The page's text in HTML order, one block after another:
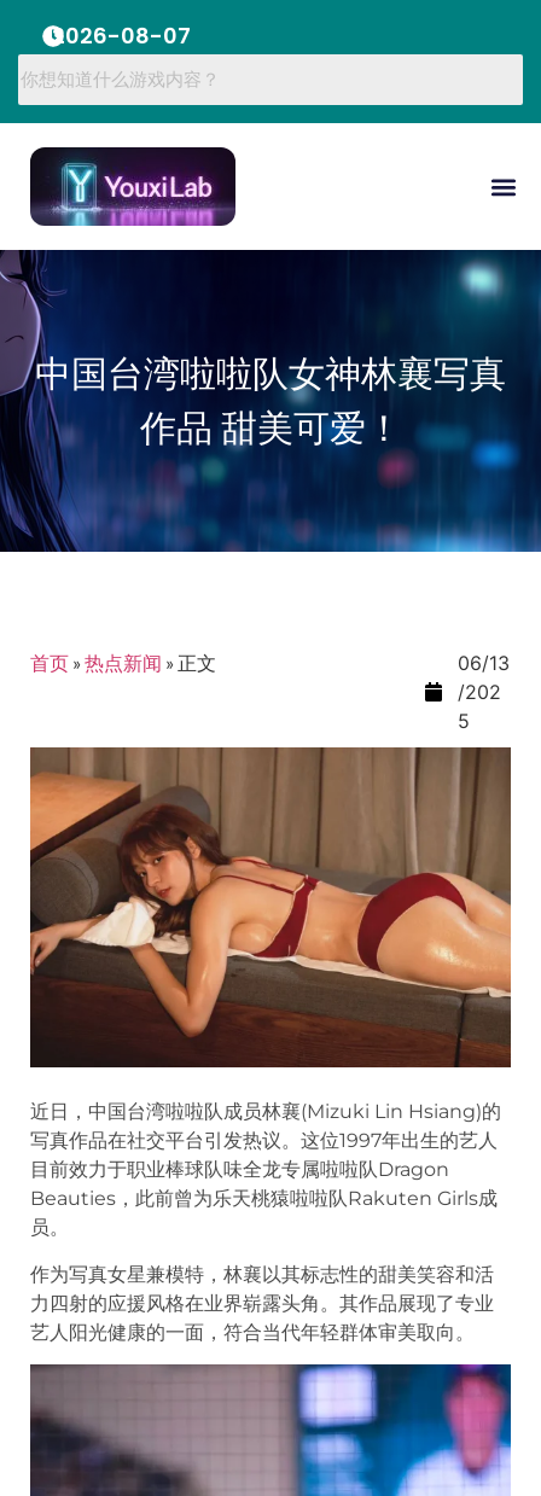
2026-08-07
中国台湾啦啦队女神林襄写真
作品 甜美可爱！
首页 »热点新闻 » 正文
06/13
/202
5
近日，中国台湾啦啦队成员林襄(Mizuki Lin Hsiang)的
写真作品在社交平台引发热议。这位1997年出生的艺人
目前效力于职业棒球队味全龙专属啦啦队Dragon
Beauties，此前曾为乐天桃猿啦啦队Rakuten Girls成
员。
作为写真女星兼模特，林襄以其标志性的甜美笑容和活
力四射的应援风格在业界崭露头角。其作品展现了专业
艺人阳光健康的一面，符合当代年轻群体审美取向。